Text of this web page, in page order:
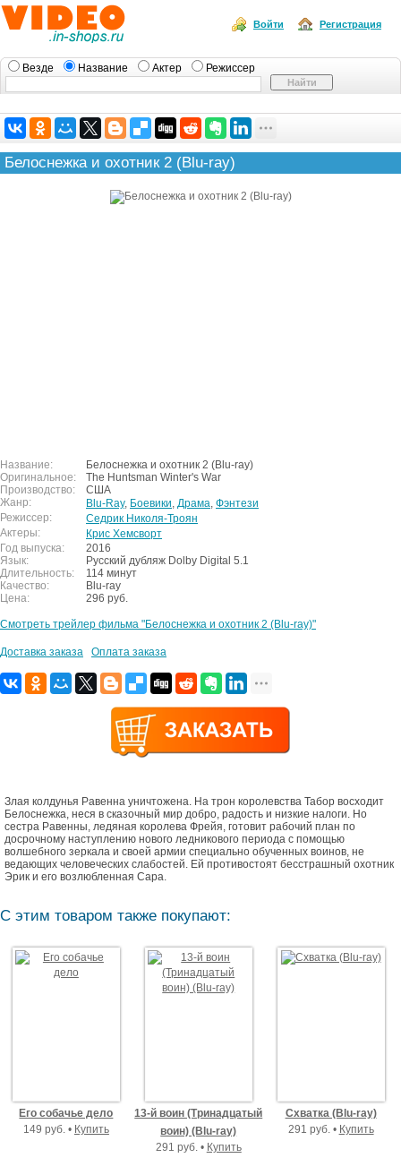
Регистрация
Войти
Везде Название Актер Режиссер
Белоснежка и охотник 2 (Blu-ray)
Название:
Белоснежка и охотник 2 (Blu-ray)
Оригинальное:
The Huntsman Winter's War
Производство:
США
Жанр:
Blu-Ray, Боевики, Драма, Фэнтези
Режиссер:
Седрик Николя-Троян
Актеры:
Крис Хемсворт
Год выпуска:
2016
Язык:
Русский дубляж Dolby Digital 5.1
Длительность:
114 минут
Качество:
Blu-ray
Цена:
296 руб.
Смотреть трейлер фильма "Белоснежка и охотник 2 (Blu-ray)"
Доставка заказа Оплата заказа
Злая колдунья Равенна уничтожена. На трон королевства Табор восходит
Белоснежка, неся в сказочный мир добро, радость и низкие налоги. Но
сестра Равенны, ледяная королева Фрейя, готовит рабочий план по
досрочному наступлению нового ледникового периода с помощью
волшебного зеркала и своей армии специально обученных воинов, не
ведающих человеческих слабостей. Ей противостоят бесстрашный охотник
Эрик и его возлюбленная Сара.
С этим товаром также покупают:
Его собачье дело
149 руб. • Купить
13-й воин (Тринадцатый
воин) (Blu-ray)
291 руб. • Купить
Схватка (Blu-ray)
291 руб. • Купить